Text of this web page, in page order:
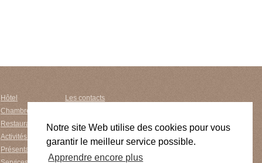
Notre site Web utilise des cookies pour vous
garantir le meilleur service possible.
Apprendre encore plus
Hôtel
Chambres et tarifs
Restauration
Activités de loisir
Présentation
Les contacts
L'arrivée
Plan du site